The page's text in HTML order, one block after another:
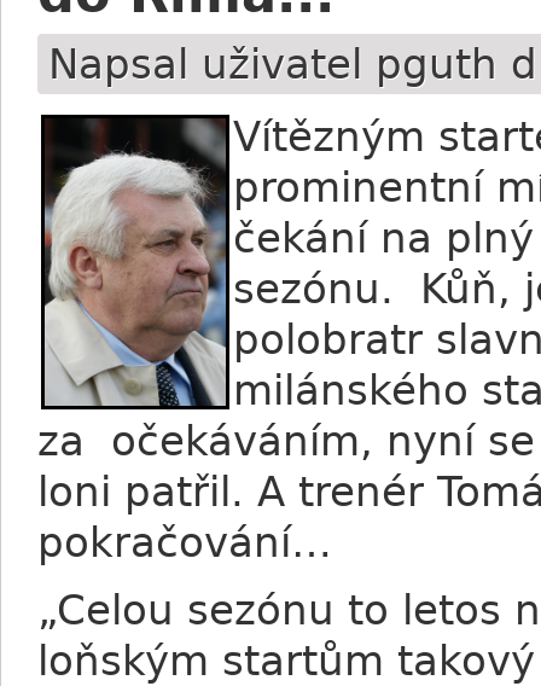
Napsal uživatel pguth
Vítězným
prominentní
čekání na
sezónu. Kůň,
polobratr
milánského
za očekáváním, nyní
loni patřil. A trenér
pokračování…
„Celou sezónu to letos
loňským startům